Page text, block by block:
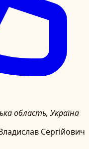
область, Україна
Сергійович